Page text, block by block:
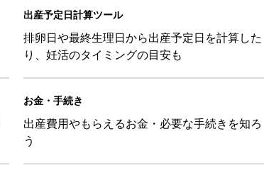
出産予定日計算ツール
排卵日や最終生理日から出産予定日を計算した
り、妊活のタイミングの目安も
お金・手続き
出産費用やもらえるお金・必要な手続きを知ろ
う